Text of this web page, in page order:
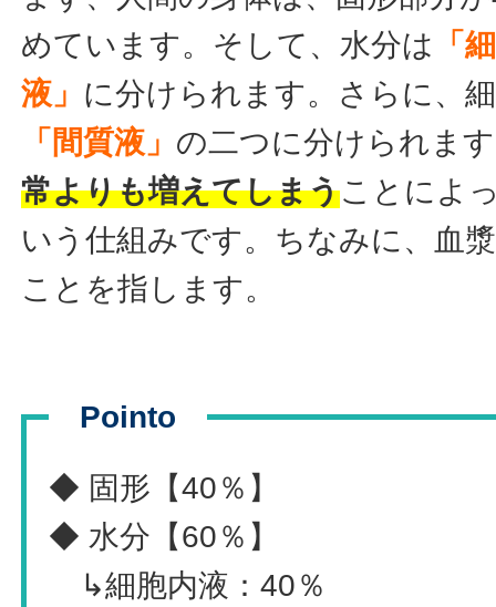
めています。そして、水分は
「
液」 に分けられます。さらに、
「間質液」 の二つに分けられま
常よりも増えてしまうことによ
いう仕組みです。ちなみに、血
ことを指します。
Pointo
◆ 固形【40％】
◆ 水分【60％】
↳細胞内液：40％